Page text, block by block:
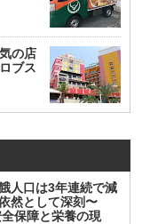
の店
ブス
人口は3年連続で減
然として深刻〜
保障と栄養の現